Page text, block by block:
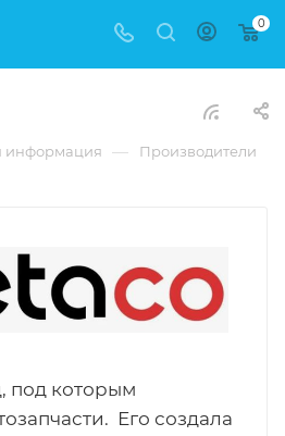
0
информация — Производители
под которым
Его создала